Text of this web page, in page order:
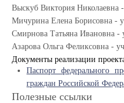
Выскуб Виктория Николаевна -
Мичурина Елена Борисовна -
Смирнова Татьяна Ивановна -
Азарова Ольга Феликсовна -
Документы реализации
Паспорт федерального
граждан Российской
Полезные ссылки